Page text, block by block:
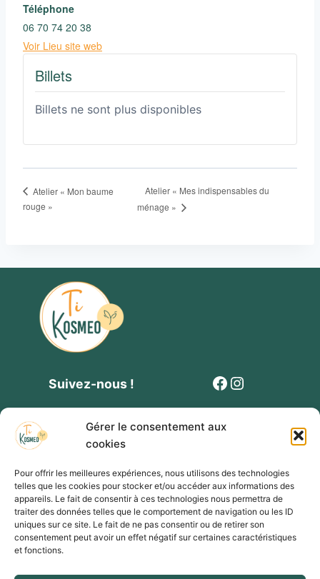
Gérer le consentement aux
cookies
Pour offrir les meilleures expériences, nous utilisons des technologies
telles que les cookies pour stocker et/ou accéder aux informations des
appareils. Le fait de consentir à ces technologies nous permettra de
traiter des données telles que le comportement de navigation ou les ID
uniques sur ce site. Le fait de ne pas consentir ou de retirer son
consentement peut avoir un effet négatif sur certaines caractéristiques
et fonctions.
Téléphone
06 70 74 20 38
Voir Lieu site web
Billets
Billets ne sont plus disponibles
Atelier « Mon baume
rouge »
Atelier « Mes indispensables du
ménage »
Suivez-nous ! Facebook
Instagram
Contact Politique de cookies
Mentions légales
Conditions générales de vente et de participation
Formulaire privatisation évènement